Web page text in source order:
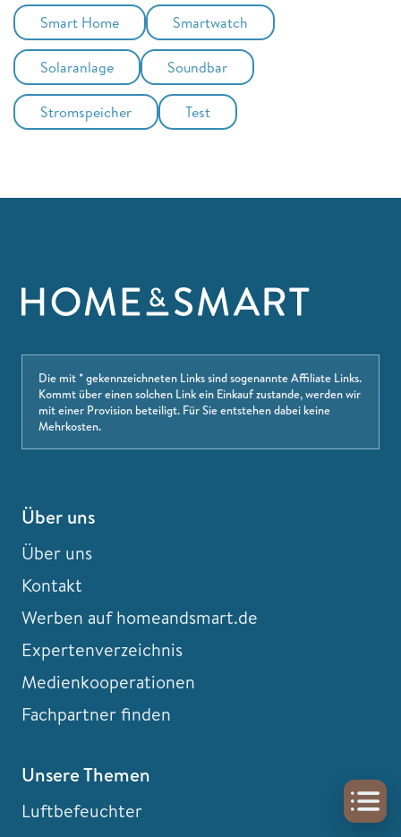
Smart Home Smartwatch
Solaranlage Soundbar
Stromspeicher Test
Die mit * gekennzeichneten Links sind sogenannte Affiliate Links.
Kommt über einen solchen Link ein Einkauf zustande, werden wir
mit einer Provision beteiligt. Für Sie entstehen dabei keine
Mehrkosten.
Über uns
Über uns
Kontakt
Werben auf homeandsmart.de
Expertenverzeichnis
Medienkooperationen
Fachpartner finden
Unsere Themen
Luftbefeuchter